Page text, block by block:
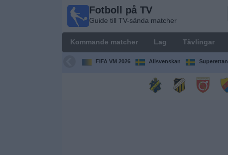
Fotboll på TV
Guide till TV-sända matcher
Kommande matcher Lag Tävlingar
FIFA VM 2026 Allsvenskan Superettan